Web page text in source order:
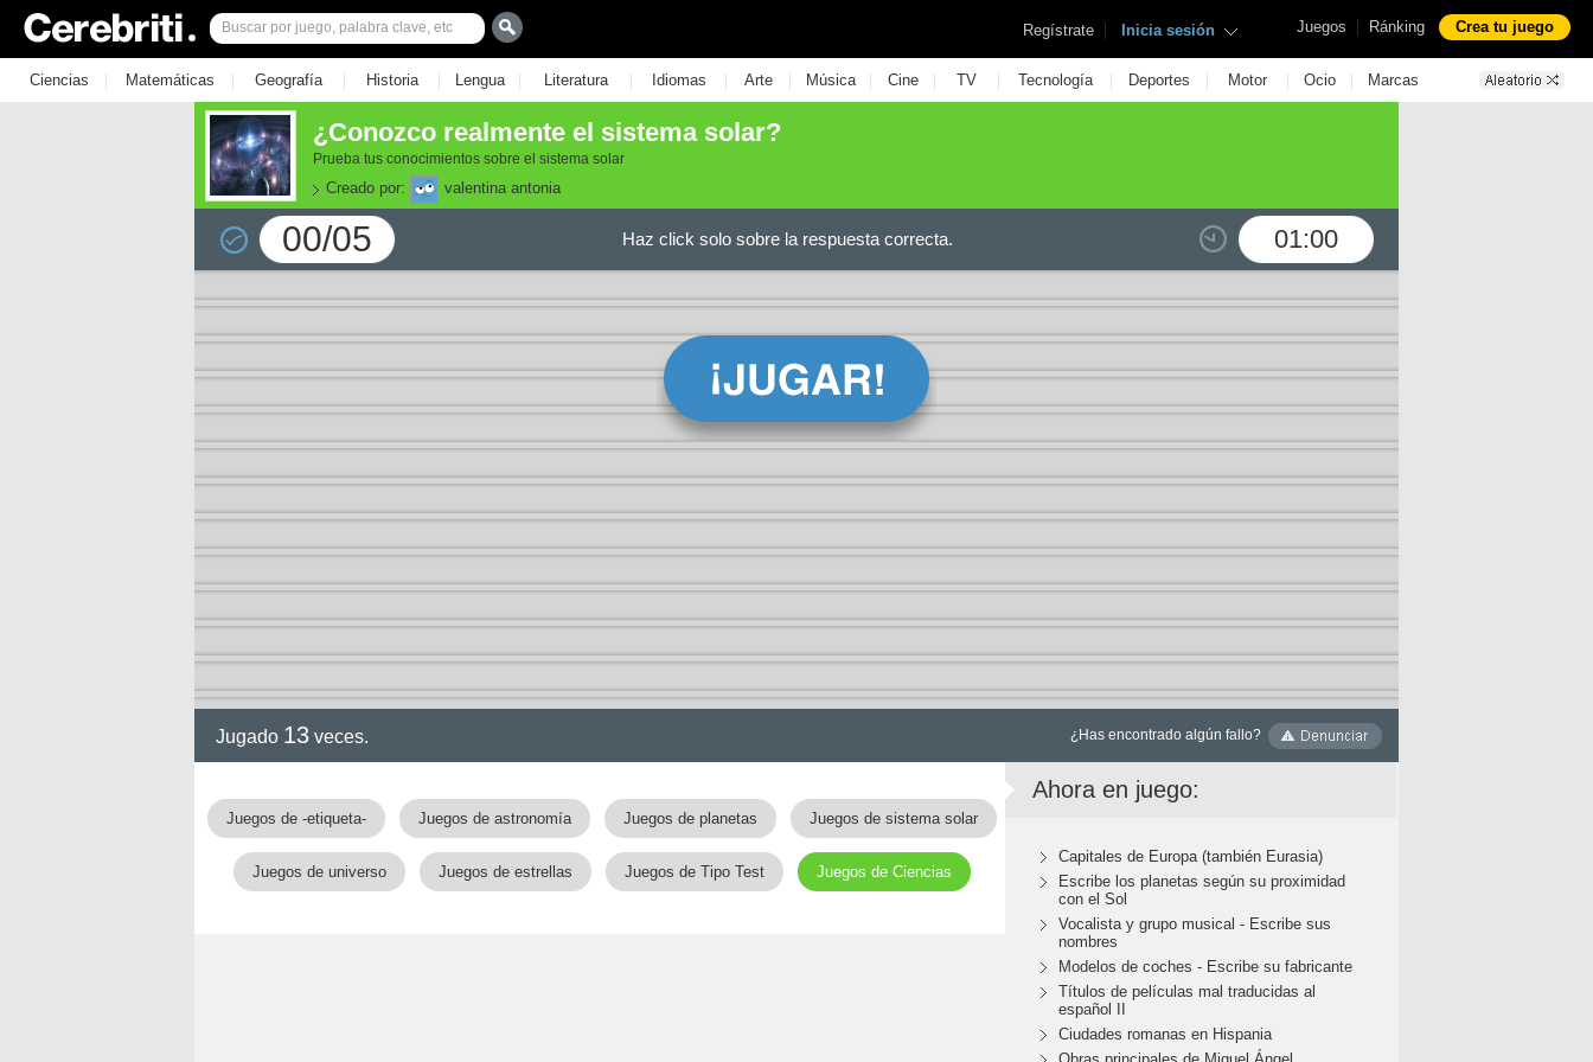
Juegos | Ránking Crea tu juego
Regístrate | Inicia sesión
Ciencias | Matemáticas | Geografía | Historia | Lengua | Literatura | Idiomas | Arte | Música | Cine | TV | Tecnología | Deportes | Motor | Ocio | Marcas
¿Conozco realmente el sistema solar?
Prueba tus conocimientos sobre el sistema solar
Creado por: valentina antonia
00/05 01:00
Haz click solo sobre la respuesta correcta.
Jugado 13 veces. ¿Has encontrado algún fallo?
Juegos de -etiqueta- Juegos de astronomía Juegos de planetas Juegos de sistema solar
Juegos de universo Juegos de estrellas Juegos de Tipo Test Juegos de Ciencias
Ahora en juego:
Capitales de Europa (también Eurasia)
Escribe los planetas según su proximidad
con el Sol
Vocalista y grupo musical - Escribe sus
nombres
Modelos de coches - Escribe su fabricante
Títulos de películas mal traducidas al
español II
Ciudades romanas en Hispania